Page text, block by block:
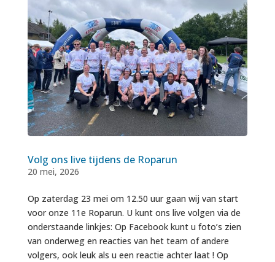
Volg ons live tijdens de Roparun
20 mei, 2026
Op zaterdag 23 mei om 12.50 uur gaan wij van start
voor onze 11e Roparun. U kunt ons live volgen via de
onderstaande linkjes: Op Facebook kunt u foto’s zien
van onderweg en reacties van het team of andere
volgers, ook leuk als u een reactie achter laat ! Op